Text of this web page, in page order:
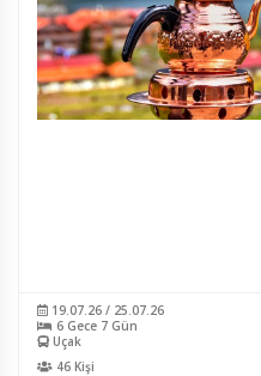
19.07.26 / 25.07.26
6 Gece 7 Gün
Uçak
46 Kişi